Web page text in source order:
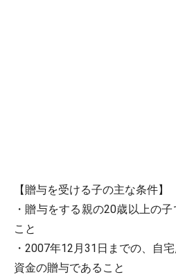
【贈与を受ける子の主な条件】
・贈与をする親の20歳以上の
こと
・2007年12月31日までの、自
資金の贈与であること